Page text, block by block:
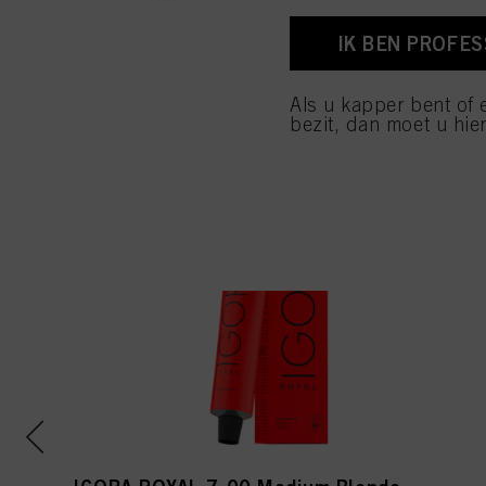
IK BEN
Als u kapper bent of
bezit, dan moet u
voettekst (sectie
toekomst intrekken
cookies die op deze
raadplegen door
Als u op "Cookie-
toestaan voor een of
van cookies en met
alleen cookies